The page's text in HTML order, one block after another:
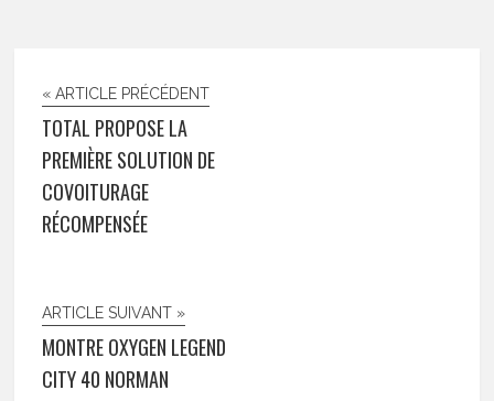
« ARTICLE PRÉCÉDENT
TOTAL PROPOSE LA
PREMIÈRE SOLUTION DE
COVOITURAGE
RÉCOMPENSÉE
ARTICLE SUIVANT »
MONTRE OXYGEN LEGEND
CITY 40 NORMAN